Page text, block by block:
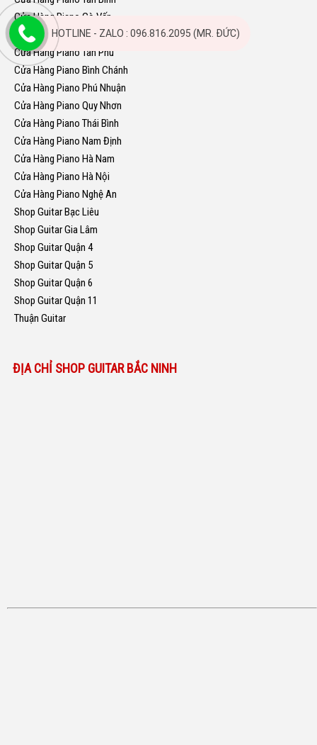
Cửa Hàng Piano Gò Vấp
Cửa Hàng Piano Quận 2
Cửa Hàng Piano Tân Phú
Cửa Hàng Piano Bình Chánh
Cửa Hàng Piano Phú Nhuận
Cửa Hàng Piano Quy Nhơn
Cửa Hàng Piano Thái Bình
Cửa Hàng Piano Nam Định
Cửa Hàng Piano Hà Nam
Cửa Hàng Piano Hà Nội
Cửa Hàng Piano Nghệ An
Shop Guitar Bạc Liêu
Shop Guitar Gia Lâm
Shop Guitar Quận 4
Shop Guitar Quận 5
Shop Guitar Quận 6
Shop Guitar Quận 11
Thuận Guitar
ĐỊA CHỈ SHOP GUITAR BẮC NINH
HOTLINE - ZALO : 096.816.2095 (MR. ĐỨC)